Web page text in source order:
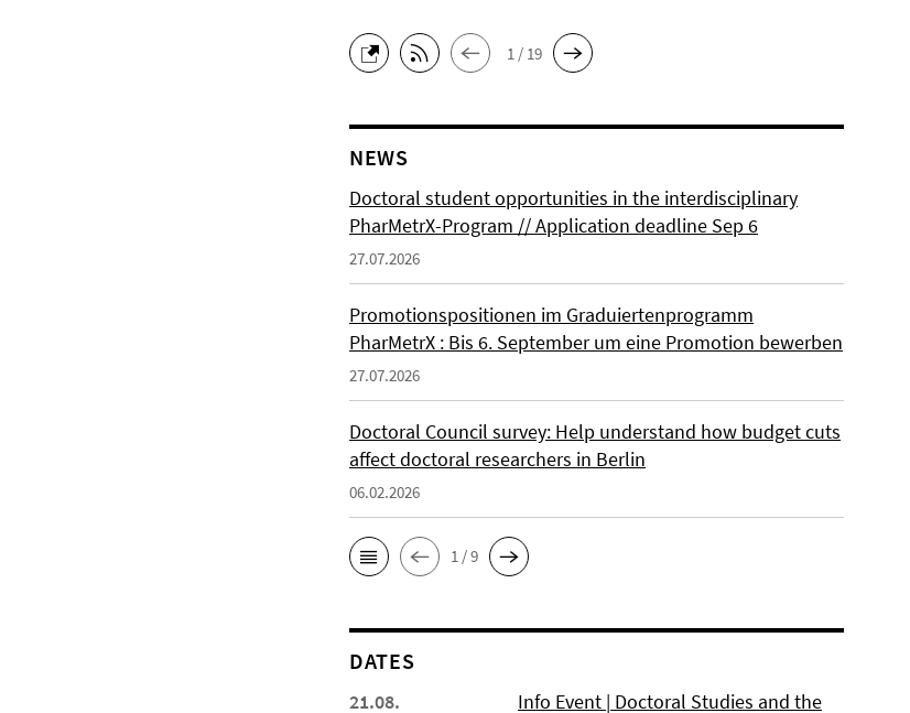
1 / 19
NEWS
Doctoral student opportunities in the interdisciplinary
PharMetrX-Program // Application deadline Sep 6
27.07.2026
Promotionspositionen im Graduiertenprogramm
PharMetrX : Bis 6. September um eine Promotion bewerben
27.07.2026
Doctoral Council survey: Help understand how budget cuts
affect doctoral researchers in Berlin
06.02.2026
1 / 9
DATES
21.08.
Info Event | Doctoral Studies and the